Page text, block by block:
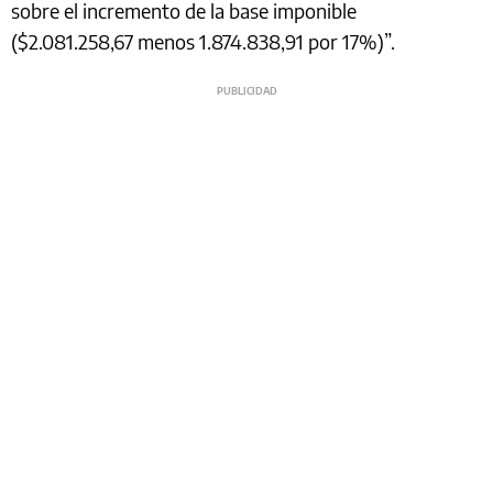
sobre el incremento de la base imponible
($2.081.258,67 menos 1.874.838,91 por 17%)”.